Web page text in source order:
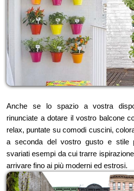
Anche se lo spazio a vostra
rinunciate a dotare il vostro balcone
relax, puntate su comodi cuscini,
a seconda del vostro gusto e stile
svariati esempi da cui trarre
arrivare fino ai più moderni ed estrosi.